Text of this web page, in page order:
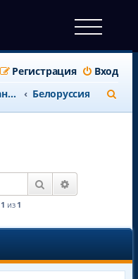
Вход
Регистрация
Дружим странами Белоруссия
о
Поиск
1 из 1